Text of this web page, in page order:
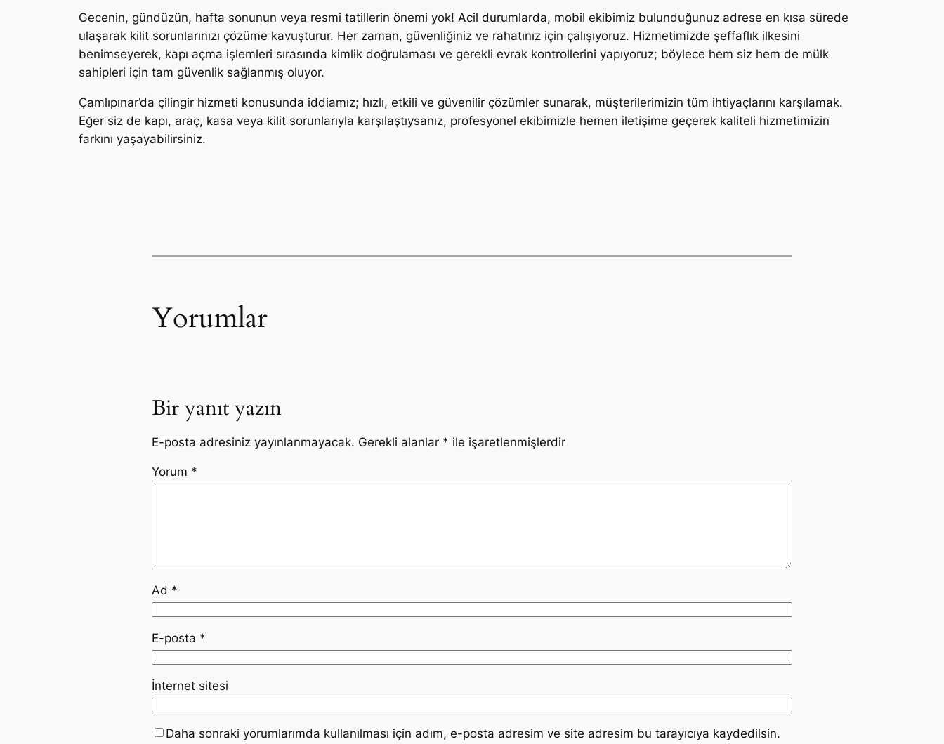
Gecenin, gündüzün, hafta sonunun veya resmi tatillerin önemi yok! Acil durumlarda, mobil ekibimiz bulunduğunuz adrese en kısa sürede
ulaşarak kilit sorunlarınızı çözüme kavuşturur. Her zaman, güvenliğiniz ve rahatınız için çalışıyoruz. Hizmetimizde şeffaflık ilkesini
benimseyerek, kapı açma işlemleri sırasında kimlik doğrulaması ve gerekli evrak kontrollerini yapıyoruz; böylece hem siz hem de mülk
sahipleri için tam güvenlik sağlanmış oluyor.
Çamlıpınar’da çilingir hizmeti konusunda iddiamız; hızlı, etkili ve güvenilir çözümler sunarak, müşterilerimizin tüm ihtiyaçlarını karşılamak.
Eğer siz de kapı, araç, kasa veya kilit sorunlarıyla karşılaştıysanız, profesyonel ekibimizle hemen iletişime geçerek kaliteli hizmetimizin
farkını yaşayabilirsiniz.
Yorumlar
Bir yanıt yazın
E-posta adresiniz yayınlanmayacak. Gerekli alanlar * ile işaretlenmişlerdir
Yorum *
Ad *
E-posta *
İnternet sitesi
Daha sonraki yorumlarımda kullanılması için adım, e-posta adresim ve site adresim bu tarayıcıya kaydedilsin.